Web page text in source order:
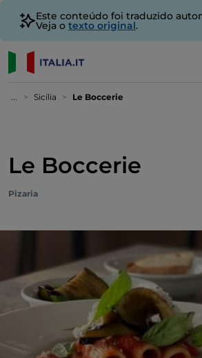
Este conteúdo foi traduzido
Veja o texto original.
... Sicília Le Boccerie
Le Boccerie
Pizaria